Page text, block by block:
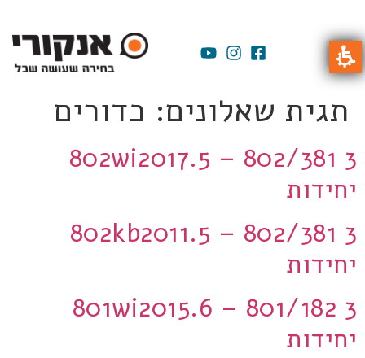
תגית שאלונים: כדורים
802wi2017.5 – 802/381 3
יחידות
802kb2011.5 – 802/381 3
יחידות
801wi2015.6 – 801/182 3
יחידות